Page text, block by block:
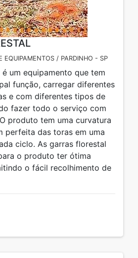
EQUIPAMENTOS / PARDINHO - SP
um equipamento que tem
função, carregar diferentes
e com diferentes tipos de
fazer todo o serviço com
produto tem uma curvatura
perfeita das toras em uma
ciclo. As garras florestal
o produto ter ótima
o fácil recolhimento de